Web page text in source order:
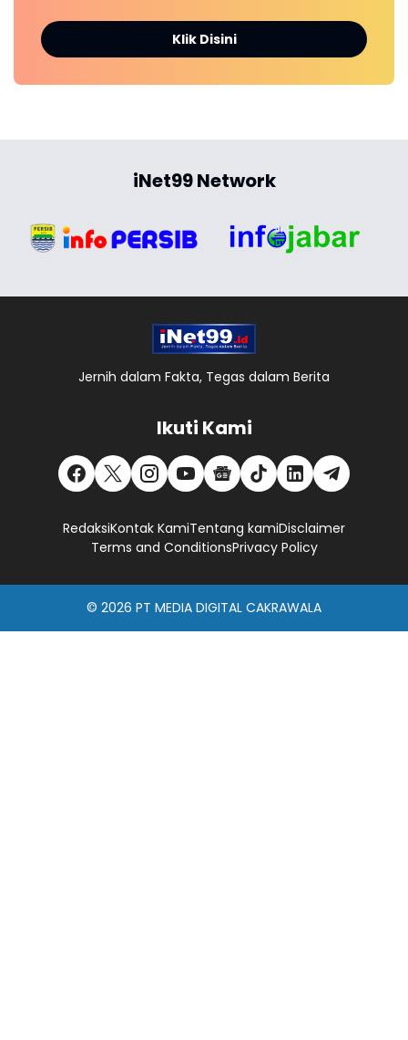
Klik Disini
iNet99 Network
Jernih dalam Fakta, Tegas dalam Berita
Ikuti Kami
RedaksiKontak KamiTentang kamiDisclaimer
Terms and ConditionsPrivacy Policy
© 2026 PT MEDIA DIGITAL CAKRAWALA